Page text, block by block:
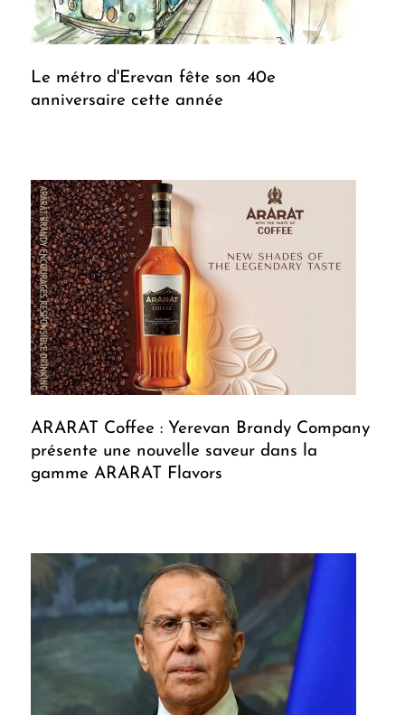
Le métro d'Erevan fête son 40e
anniversaire cette année
ARARAT Coffee : Yerevan Brandy Company
présente une nouvelle saveur dans la
gamme ARARAT Flavors